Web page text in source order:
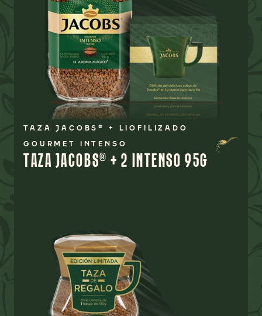
TAZA JACOBS® + LIOFILIZADO
GOURMET INTENSO
TAZA JACOBS® + 2 INTENSO 95G